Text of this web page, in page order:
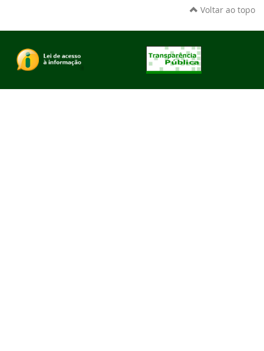
Voltar ao topo